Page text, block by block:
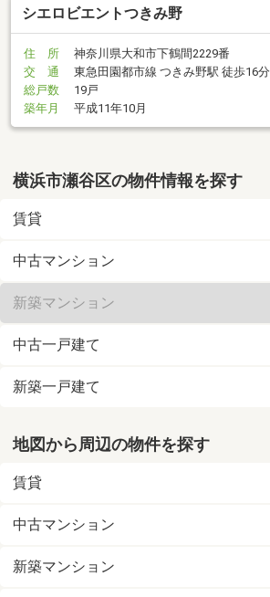
シエロビエントつきみ野
住 所
神奈川県大和市下鶴間2229番
交 通
東急田園都市線 つきみ野駅 徒歩16分
総戸数
19戸
築年月
平成11年10月
横浜市瀬谷区の物件情報を探す
賃貸
中古マンション
新築マンション
中古一戸建て
新築一戸建て
地図から周辺の物件を探す
賃貸
中古マンション
新築マンション